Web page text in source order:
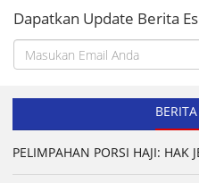
Dapatkan Update Berita
PELIMPAHAN PORSI HAJI: HAK